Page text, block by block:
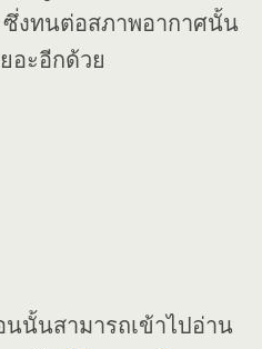
ซึ่งทนต่อสภาพอากาศนั้น
อะอีกด้วย
นั้นสามารถเข้าไปอ่าน